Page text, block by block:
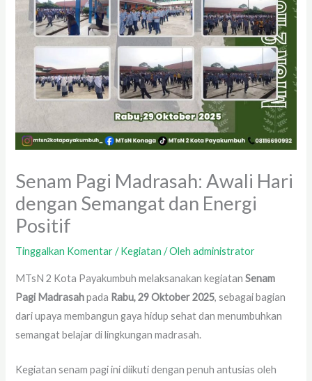
Senam Pagi Madrasah: Awali Hari
dengan Semangat dan Energi
Positif
Tinggalkan Komentar /Kegiatan / Olehadministrator
MTsN 2 Kota Payakumbuh melaksanakan kegiatanSenam
Pagi Madrasahpada Rabu, 29 Oktober 2025, sebagai bagian
dari upaya membangun gaya hidup sehat dan menumbuhkan
semangat belajar di lingkungan madrasah.
Kegiatan senam pagi ini diikuti dengan penuh antusias oleh